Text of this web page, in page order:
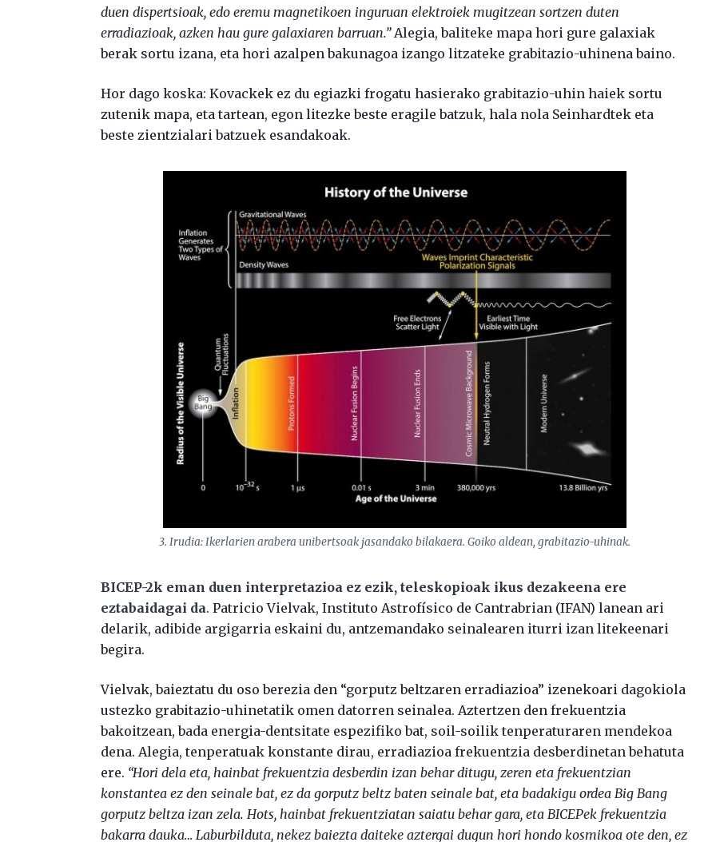
duen dispertsioak, edo eremu magnetikoen inguruan elektroiek mugitzean sortzen duten
erradiazioak, azken hau gure galaxiaren barruan.”Alegia, baliteke mapa hori gure galaxiak
berak sortu izana, eta hori azalpen bakunagoa izango litzateke grabitazio-uhinena baino.
Hor dago koska: Kovackek ez du egiazki frogatu hasierako grabitazio-uhin haiek sortu
zutenik mapa, eta tartean, egon litezke beste eragile batzuk, hala nola Seinhardtek eta
beste zientzialari batzuek esandakoak.
3. Irudia: Ikerlarien arabera unibertsoak jasandako bilakaera. Goiko aldean, grabitazio-uhinak.
BICEP-2k eman duen interpretazioa ez ezik, teleskopioak ikus dezakeena ere
eztabaidagai da. Patricio Vielvak, Instituto Astrofísico de Cantrabrian (IFAN) lanean ari
delarik, adibide argigarria eskaini du, antzemandako seinalearen iturri izan litekeenari
begira.
Vielvak, baieztatu du oso berezia den “gorputz beltzaren erradiazioa” izenekoari dagokiola
ustezko grabitazio-uhinetatik omen datorren seinalea. Aztertzen den frekuentzia
bakoitzean, bada energia-dentsitate espezifiko bat, soil-soilik tenperaturaren mendekoa
dena. Alegia, tenperatuak konstante dirau, erradiazioa frekuentzia desberdinetan behatuta
ere. “Hori dela eta, hainbat frekuentzia desberdin izan behar ditugu, zeren eta frekuentzian
konstantea ez den seinale bat, ez da gorputz beltz baten seinale bat, eta badakigu ordea Big Bang
gorputz beltza izan zela. Hots, hainbat frekuentziatan saiatu behar gara, eta BICEPek frekuentzia
bakarra dauka… Laburbilduta, nekez baiezta daiteke aztergai dugun hori hondo kosmikoa ote den, ez